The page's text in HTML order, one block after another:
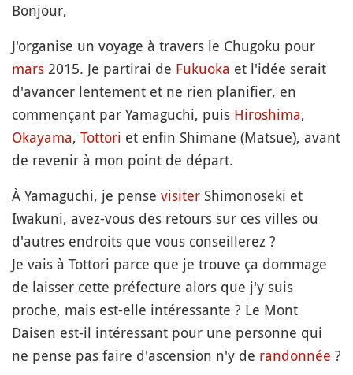
Bonjour,
J'organise un voyage à travers le Chugoku pour
mars 2015. Je partirai de Fukuoka et l'idée serait
d'avancer lentement et ne rien planifier, en
commençant par Yamaguchi, puis Hiroshima,
Okayama, Tottori et enfin Shimane (Matsue), avant
de revenir à mon point de départ.
À Yamaguchi, je pense visiter Shimonoseki et
Iwakuni, avez-vous des retours sur ces villes ou
d'autres endroits que vous conseillerez ?
Je vais à Tottori parce que je trouve ça dommage
de laisser cette préfecture alors que j'y suis
proche, mais est-elle intéressante ? Le Mont
Daisen est-il intéressant pour une personne qui
ne pense pas faire d'ascension n'y de randonnée ?